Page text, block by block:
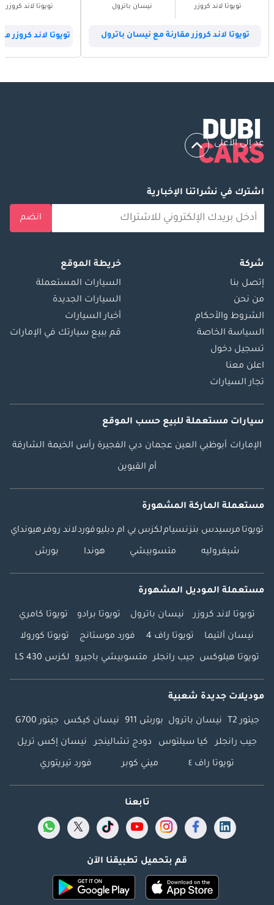
تويوتا لاند كروزر نيسان باترول
تويوتا لاند كروزر مقارنة مع نيسان باترول
تويوتا لاند كروزر
تويوتا لاند كروزر
عد إلى الأعلى
اشترك في نشراتنا الإخبارية
انضم
شركة
إتصل بنا
من نحن
الشروط والأحكام
السياسة الخاصة
تسجيل دخول
اعلن معنا
تجار السيارات
خريطة الموقع
السيارات المستعملة
السيارات الجديدة
أخبار السيارات
قم ببيع سيارتك في الإمارات
سيارات مستعملة للبيع حسب الموقع
الإمارات أبوظبي العين عجمان دبي الفجيرة رأس الخيمة الشارقة
أم القيوين
مستعملة الماركة المشهورة
تويوتا مرسيدس بنزنسياملكزس بي ام دبليوفوردلاند روفرهيونداي
شيفروليه متسوبيشي هوندا بورش
مستعملة الموديل المشهورة
تويوتا لاند كروزر نيسان باترول تويوتا برادو تويوتا كامري
نيسان ألتيما تويوتا راف 4 فورد موستانج تويوتا كورولا
تويوتا هيلوكس جيب رانجلر متسوبيشي باجيرو لكزس LS 430
موديلات جديدة شعبية
جيتور T2 نيسان باترول بورش 911 نيسان كيكس جيتور G700
جيب رانجلر كيا سيلتوس دودج تشالينجر نيسان إكس تريل
تويوتا راف ٤ ميني كوبر فورد تيريتوري
تابعنا
قم بتحميل تطبيقنا الآن